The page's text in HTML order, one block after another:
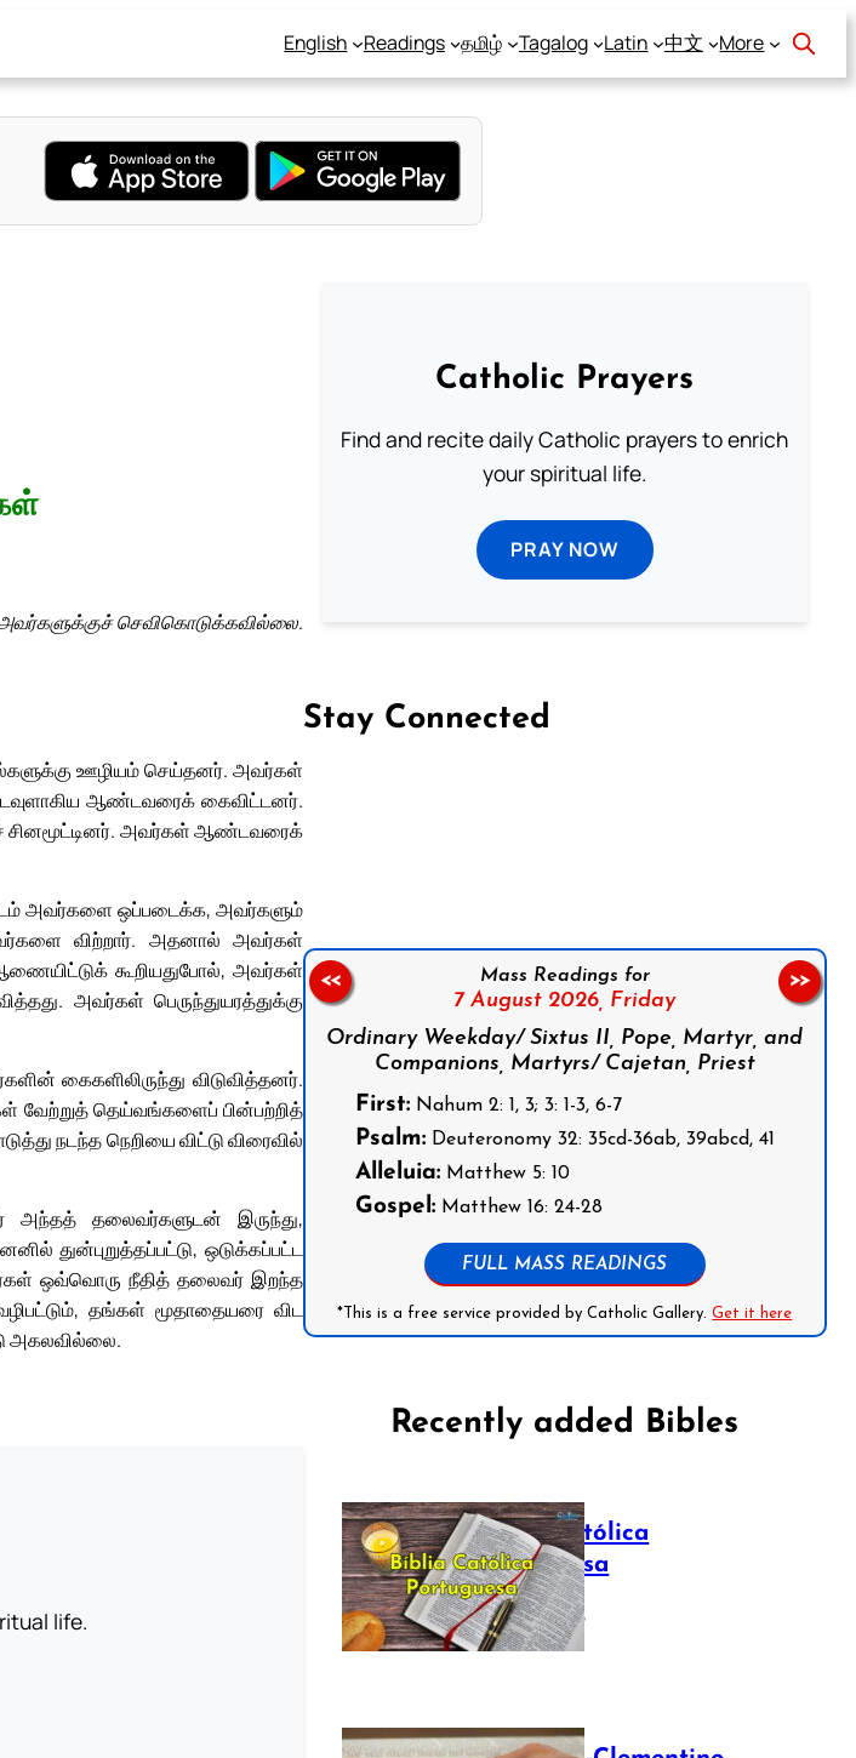
English Readings தமிழ் Tagalog Latin 中文 More
செவிகொடுக்கவில்லை.
ஊழியம் செய்தனர். அவர்கள்
ஆண்டவரைக் கைவிட்டனர்.
சினமூட்டினர். அவர்கள் ஆண்டவரைக்
அவர்களை ஒப்படைக்க, அவர்களும்
விற்றார். அதனால் அவர்கள்
கூறியதுபோல், அவர்கள்
அவர்கள் பெருந்துயரத்துக்கு
கைகளிலிருந்து விடுவித்தனர்.
வேற்றுத் தெய்வங்களைப் பின்பற்றித்
நடந்த நெறியை விட்டு விரைவில்
தலைவர்களுடன் இருந்து,
துன்புறுத்தப்பட்டு, ஒடுக்கப்பட்ட
ஒவ்வொரு நீதித் தலைவர் இறந்த
தங்கள் மூதாதையரை விட
அகலவில்லை.
life.
Catholic Prayers
Find and recite daily Catholic prayers to enrich
your spiritual life.
PRAY NOW
Stay Connected
Follow us on Facebook
Mass Readings for
7 August 2026, Friday
Ordinary Weekday/ Sixtus II, Pope, Martyr, and
Companions, Martyrs/ Cajetan, Priest
First:Nahum 2: 1, 3; 3: 1-3, 6-7
Psalm:Deuteronomy 32: 35cd-36ab, 39abcd, 41
Alleluia:Matthew 5: 10
Gospel:Matthew 16: 24-28
FULL MASS READINGS
*This is a free service provided by Catholic Gallery.Get it here
<< >>
Recently added Bibles
Bíblia Católica
Portuguesa
July 16, 2025